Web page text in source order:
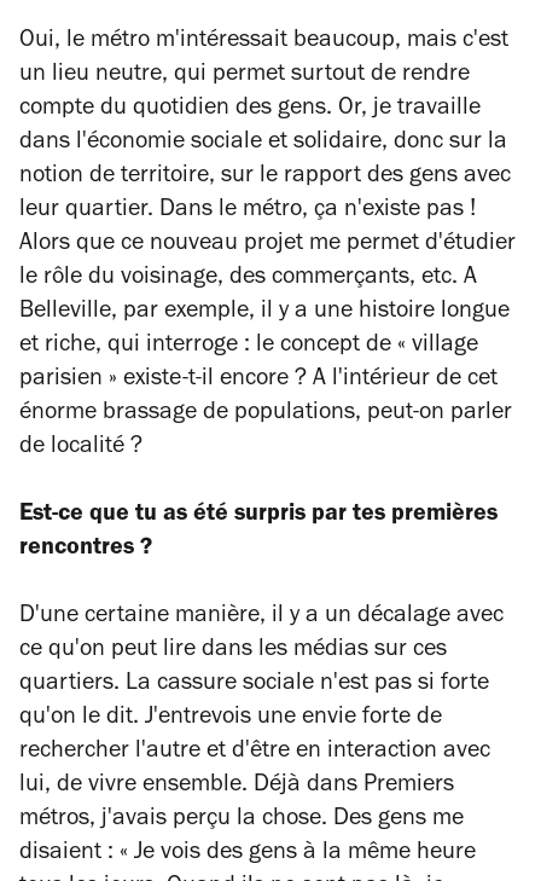
Oui, le métro m'intéressait beaucoup, mais c'est
un lieu neutre, qui permet surtout de rendre
compte du quotidien des gens. Or, je travaille
dans l'économie sociale et solidaire, donc sur la
notion de territoire, sur le rapport des gens avec
leur quartier. Dans le métro, ça n'existe pas !
Alors que ce nouveau projet me permet d'étudier
le rôle du voisinage, des commerçants, etc. A
Belleville, par exemple, il y a une histoire longue
et riche, qui interroge : le concept de « village
parisien » existe-t-il encore ? A l'intérieur de cet
énorme brassage de populations, peut-on parler
de localité ?
Est-ce que tu as été surpris par tes premières
rencontres ?
D'une certaine manière, il y a un décalage avec
ce qu'on peut lire dans les médias sur ces
quartiers. La cassure sociale n'est pas si forte
qu'on le dit. J'entrevois une envie forte de
rechercher l'autre et d'être en interaction avec
lui, de vivre ensemble. Déjà dans Premiers
métros, j'avais perçu la chose. Des gens me
disaient : « Je vois des gens à la même heure